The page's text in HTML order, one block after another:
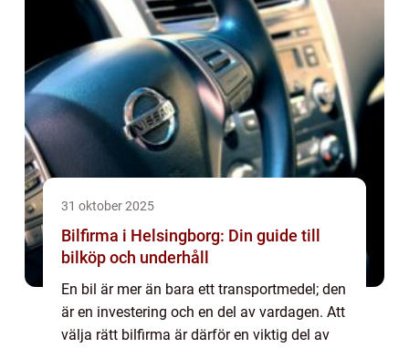
31 oktober 2025
Bilfirma i Helsingborg: Din guide till
bilköp och underhåll
En bil är mer än bara ett transportmedel; den
är en investering och en del av vardagen. Att
välja rätt bilfirma är därför en viktig del av